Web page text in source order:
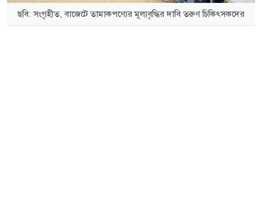
ছবি: সংগৃহীত, বাজেটে তামাকপণ্যের মূল্যবৃদ্ধির দাবি তরুণ চিকিৎসকদের